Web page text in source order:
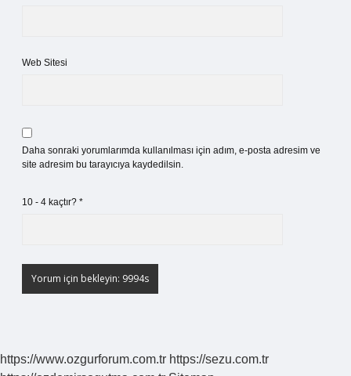
Web Sitesi
Daha sonraki yorumlarımda kullanılması için adım, e-posta adresim ve
site adresim bu tarayıcıya kaydedilsin.
10 - 4 kaçtır? *
https://www.ozgurforum.com.tr https://sezu.com.tr